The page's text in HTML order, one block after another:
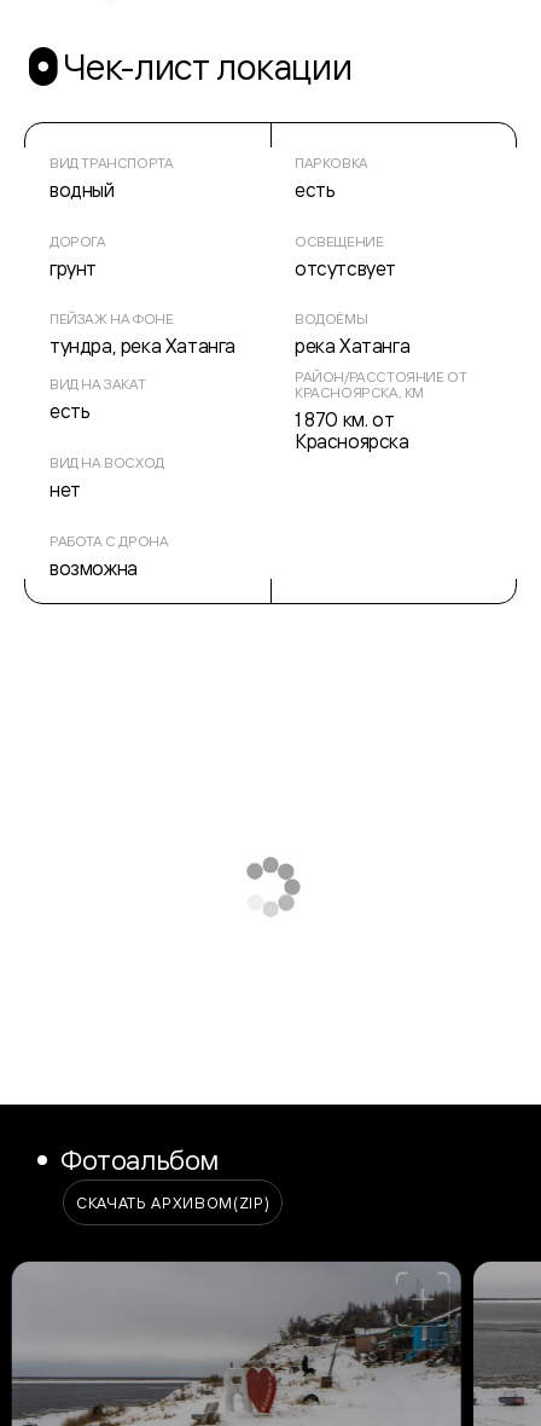
Чек-лист локации
ВИД ТРАНСПОРТА
водный
ДОРОГА
грунт
ПЕЙЗАЖ НА ФОНЕ
тундра, река Хатанга
ПАРКОВКА
есть
ОСВЕЩЕНИЕ
отсутсвует
ВОДОЁМЫ
река Хатанга
ВИД НА ЗАКАТ
есть
ВИД НА ВОСХОД
нет
РАБОТА С ДРОНА
возможна
РАЙОН/РАССТОЯНИЕ ОТ
КРАСНОЯРСКА, КМ
1 870 км. от
Красноярска
Фотоальбом
СКАЧАТЬ АРХИВОМ(ZIP)